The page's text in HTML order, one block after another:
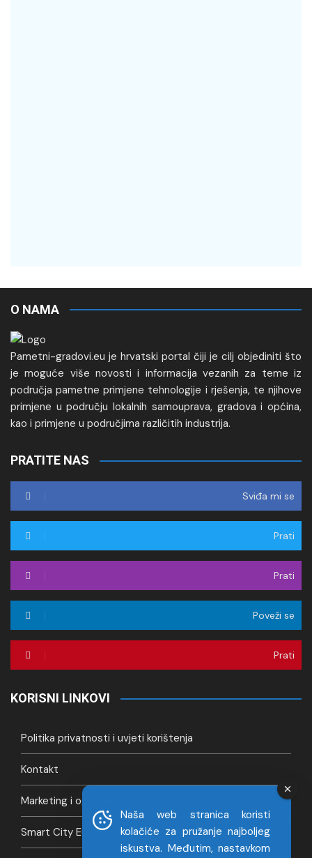
O NAMA
Pametni-gradovi.eu je hrvatski portal čiji je cilj objediniti što
je moguće više novosti i informacija vezanih za teme iz
područja pametne primjene tehnologije i rješenja, te njihove
primjene u području lokalnih samouprava, gradova i općina,
kao i primjene u područjima različitih industrija.
PRATITE NAS
Sviđa mi se
Prati
Prati
Poveži se
Prati
KORISNI LINKOVI
Politika privatnosti i uvjeti korištenja
Kontakt
Marketing i oglašavanje
Smart City Europa
Naša web stranica koristi
kolačiće za pružanje najboljeg
iskustva. Međutim, nastavkom